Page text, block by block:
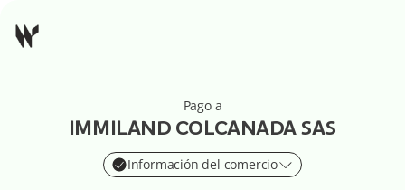
Pago a
IMMILAND COLCANADA SAS
Información del comercio